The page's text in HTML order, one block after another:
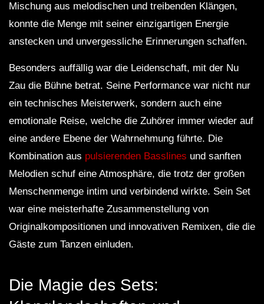
Mischung aus melodischen und treibenden Klängen,
konnte die Menge mit seiner einzigartigen Energie
anstecken und unvergessliche Erinnerungen schaffen.
Besonders auffällig war die Leidenschaft, mit der Nu
Zau die Bühne betrat. Seine Performance war nicht nur
ein technisches Meisterwerk, sondern auch eine
emotionale Reise, welche die Zuhörer immer wieder auf
eine andere Ebene der Wahrnehmung führte. Die
Kombination aus pulsierenden Basslines und sanften
Melodien schuf eine Atmosphäre, die trotz der großen
Menschenmenge intim und verbindend wirkte. Sein Set
war eine meisterhafte Zusammenstellung von
Originalkompositionen und innovativen Remixen, die die
Gäste zum Tanzen einluden.
Die Magie des Sets: